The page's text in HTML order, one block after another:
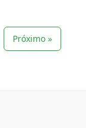
Próximo »